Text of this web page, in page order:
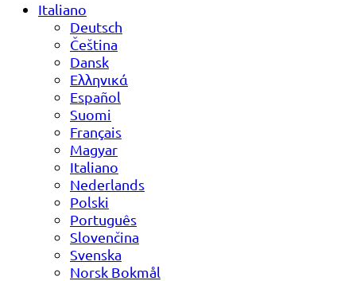
Italiano
Deutsch
Čeština
Dansk
Ελληνικά
Español
Suomi
Français
Magyar
Italiano
Nederlands
Polski
Português
Slovenčina
Svenska
Norsk Bokmål